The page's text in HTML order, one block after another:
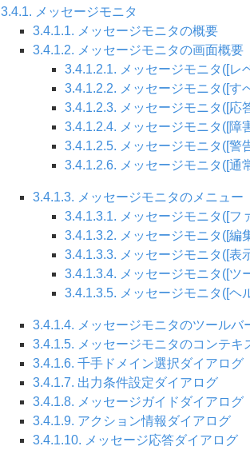
3.4.1. メッセージモニタ
3.4.1.1. メッセージモニタの概要
3.4.1.2. メッセージモニタの画面概要
3.4.1.2.1. メッセージモニタ([レ
3.4.1.2.2. メッセージモニタ([す
3.4.1.2.3. メッセージモニタ([応
3.4.1.2.4. メッセージモニタ([障
3.4.1.2.5. メッセージモニタ([警
3.4.1.2.6. メッセージモニタ([通
3.4.1.3. メッセージモニタのメニュー
3.4.1.3.1. メッセージモニタ([フ
3.4.1.3.2. メッセージモニタ([編
3.4.1.3.3. メッセージモニタ([表
3.4.1.3.4. メッセージモニタ([ツ
3.4.1.3.5. メッセージモニタ([ヘ
3.4.1.4. メッセージモニタのツールバ
3.4.1.5. メッセージモニタのコンテキ
3.4.1.6. 千手ドメイン選択ダイアログ
3.4.1.7. 出力条件設定ダイアログ
3.4.1.8. メッセージガイドダイアログ
3.4.1.9. アクション情報ダイアログ
3.4.1.10. メッセージ応答ダイアログ